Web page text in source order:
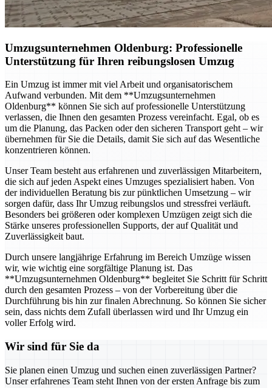
Umzugsunternehmen Oldenburg: Professionelle
Unterstützung für Ihren reibungslosen Umzug
Ein Umzug ist immer mit viel Arbeit und organisatorischem
Aufwand verbunden. Mit dem **Umzugsunternehmen
Oldenburg** können Sie sich auf professionelle Unterstützung
verlassen, die Ihnen den gesamten Prozess vereinfacht. Egal, ob es
um die Planung, das Packen oder den sicheren Transport geht – wir
übernehmen für Sie die Details, damit Sie sich auf das Wesentliche
konzentrieren können.
Unser Team besteht aus erfahrenen und zuverlässigen Mitarbeitern,
die sich auf jeden Aspekt eines Umzuges spezialisiert haben. Von
der individuellen Beratung bis zur pünktlichen Umsetzung – wir
sorgen dafür, dass Ihr Umzug reibungslos und stressfrei verläuft.
Besonders bei größeren oder komplexen Umzügen zeigt sich die
Stärke unseres professionellen Supports, der auf Qualität und
Zuverlässigkeit baut.
Durch unsere langjährige Erfahrung im Bereich Umzüge wissen
wir, wie wichtig eine sorgfältige Planung ist. Das
**Umzugsunternehmen Oldenburg** begleitet Sie Schritt für Schritt
durch den gesamten Prozess – von der Vorbereitung über die
Durchführung bis hin zur finalen Abrechnung. So können Sie sicher
sein, dass nichts dem Zufall überlassen wird und Ihr Umzug ein
voller Erfolg wird.
Wir sind für Sie da
Sie planen einen Umzug und suchen einen zuverlässigen Partner?
Unser erfahrenes Team steht Ihnen von der ersten Anfrage bis zum